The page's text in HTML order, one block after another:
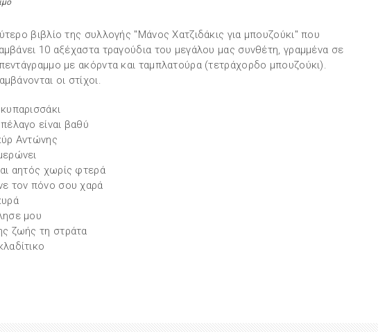
βιβλίο της συλλογής "Μάνος Χατζιδάκις για μπουζούκι" που
10 αξέχαστα τραγούδια του μεγάλου μας συνθέτη, γραμμένα σε
με ακόρντα και ταμπλατούρα (τετράχορδο μπουζούκι).
οι στίχοι.
είναι βαθύ
Αντώνης
αητός χωρίς φτερά
τον πόνο σου χαρά
μου
ζωής τη στράτα